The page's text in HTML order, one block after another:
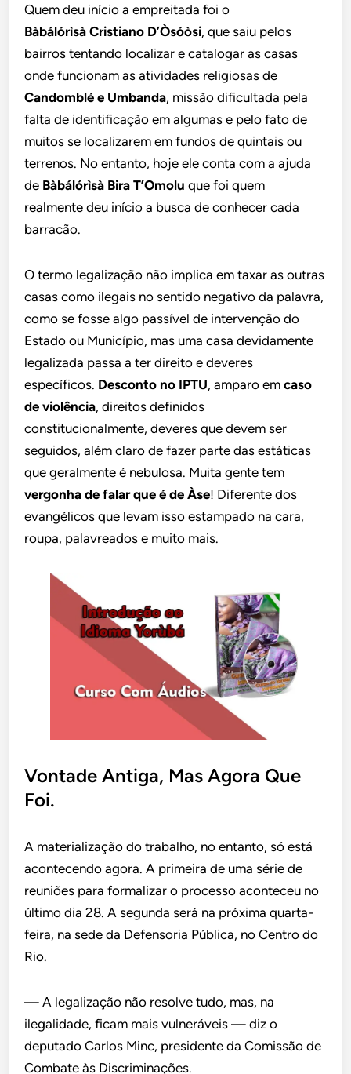
Quem deu início a empreitada foi o
Bàbálórìsà Cristiano D’Òsóòsi, que saiu pelos
bairros tentando localizar e catalogar as casas
onde funcionam as atividades religiosas de
Candomblé e Umbanda, missão dificultada pela
falta de identificação em algumas e pelo fato de
muitos se localizarem em fundos de quintais ou
terrenos. No entanto, hoje ele conta com a ajuda
de Bàbálórìsà Bira T’Omolu que foi quem
realmente deu início a busca de conhecer cada
barracão.
O termo legalização não implica em taxar as outras
casas como ilegais no sentido negativo da palavra,
como se fosse algo passível de intervenção do
Estado ou Município, mas uma casa devidamente
legalizada passa a ter direito e deveres
específicos. Desconto no IPTU, amparo emcaso
de violência, direitos definidos
constitucionalmente, deveres que devem ser
seguidos, além claro de fazer parte das estáticas
que geralmente é nebulosa. Muita gente tem
vergonha de falar que é de Àse! Diferente dos
evangélicos que levam isso estampado na cara,
roupa, palavreados e muito mais.
Vontade Antiga, Mas Agora Que
Foi.
A materialização do trabalho, no entanto, só está
acontecendo agora. A primeira de uma série de
reuniões para formalizar o processo aconteceu no
último dia 28. A segunda será na próxima quarta-
feira, na sede da Defensoria Pública, no Centro do
Rio.
— A legalização não resolve tudo, mas, na
ilegalidade, ficam mais vulneráveis — diz o
deputado Carlos Minc, presidente da Comissão de
Combate às Discriminações.